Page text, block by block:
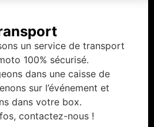
un service de transport
100% sécurisé.
dans une caisse de
sur l’événement et
dans votre box.
contactez-nous !